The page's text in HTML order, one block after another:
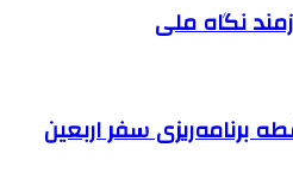
نگاه ملی
برنامه‌ریزی سفر اربعین